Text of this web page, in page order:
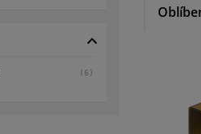
(6)